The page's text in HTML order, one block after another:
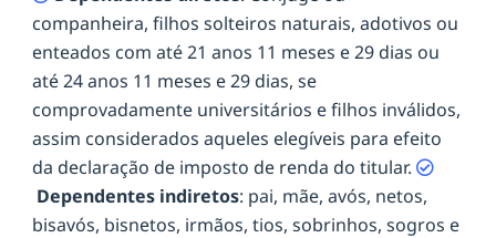
companheira, filhos solteiros naturais, adotivos ou
enteados com até 21 anos 11 meses e 29 dias ou
até 24 anos 11 meses e 29 dias, se
comprovadamente universitários e filhos inválidos,
assim considerados aqueles elegíveis para efeito
da declaração de imposto de renda do titular.
Dependentes indiretos: pai, mãe, avós, netos,
bisavós, bisnetos, irmãos, tios, sobrinhos, sogros e